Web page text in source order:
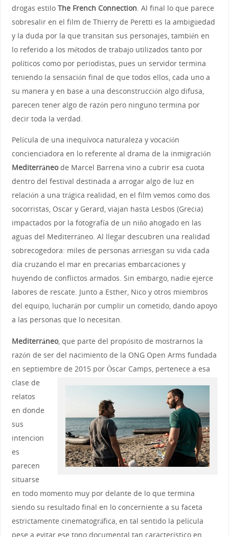
drogas estilo The French Connection. Al final lo que parece
sobresalir en el film de Thierry de Peretti es la ambigüedad
y la duda por la que transitan sus personajes, también en
lo referido a los métodos de trabajo utilizados tanto por
políticos como por periodistas, pues un servidor termina
teniendo la sensación final de que todos ellos, cada uno a
su manera y en base a una desconstrucción algo difusa,
parecen tener algo de razón pero ninguno termina por
decir toda la verdad.
Película de una inequívoca naturaleza y vocación
concienciadora en lo referente al drama de la inmigración
Mediterráneode Marcel Barrena vino a cubrir esa cuota
dentro del festival destinada a arrogar algo de luz en
relación a una trágica realidad, en el film vemos como dos
socorristas, Oscar y Gerard, viajan hasta Lesbos (Grecia)
impactados por la fotografía de un niño ahogado en las
aguas del Mediterráneo. Al llegar descubren una realidad
sobrecogedora: miles de personas arriesgan su vida cada
día cruzando el mar en precarias embarcaciones y
huyendo de conflictos armados. Sin embargo, nadie ejerce
labores de rescate. Junto a Esther, Nico y otros miembros
del equipo, lucharán por cumplir un cometido, dando apoyo
a las personas que lo necesitan.
Mediterráneo, que parte del propósito de mostrarnos la
razón de ser del nacimiento de la ONG Open Arms fundada
en septiembre de 2015 por Òscar Camps, pertenece a esa
clase de
relatos
en donde
sus
intencion
es
parecen
situarse
en todo momento muy por delante de lo que termina
siendo su resultado final en lo concerniente a su faceta
estrictamente cinematográfica, en tal sentido la película
pese a evitar ese tono documental tan característico en